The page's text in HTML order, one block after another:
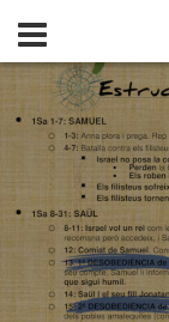
contingut
Cercador